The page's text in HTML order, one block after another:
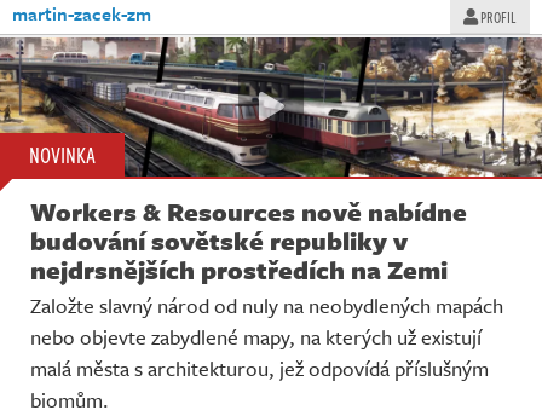
martin-zacek-zm PROFIL
NOVINKA
Workers & Resources nově nabídne
budování sovětské republiky v
nejdrsnějších prostředích na Zemi
Založte slavný národ od nuly na neobydlených mapách
nebo objevte zabydlené mapy, na kterých už existují
malá města s architekturou, jež odpovídá příslušným
biomům.